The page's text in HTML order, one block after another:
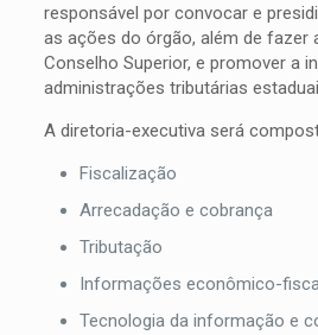
responsável por convocar e
as ações do órgão, além de fazer
Conselho Superior, e promover a
administrações tributárias
A diretoria-executiva será
Fiscalização
Arrecadação e cobrança
Tributação
Informações econômico-
Tecnologia da informação e